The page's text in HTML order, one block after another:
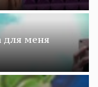
для меня